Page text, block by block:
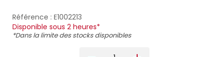
Référence : E1002213
Disponible sous 2 heures*
*Dans la limite des stocks disponibles